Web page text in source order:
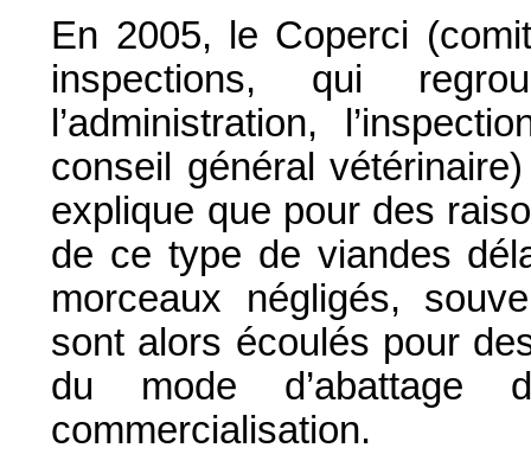
En 2005, le Coperci
inspections, qui
l’administration,
conseil général
explique que pour des
de ce type de viandes
morceaux négligés,
sont alors écoulés pour
du mode d’abattage
commercialisation.